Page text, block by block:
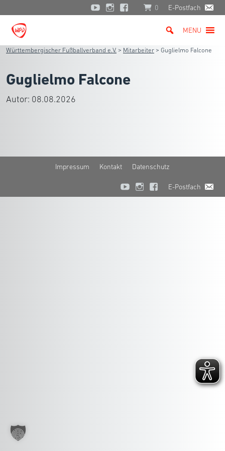
0 E-Postfach
MENU
Württembergischer Fußballverband e.V. > Mitarbeiter > Guglielmo Falcone
Guglielmo Falcone
Autor: 08.08.2026
Impressum Kontakt Datenschutz
E-Postfach